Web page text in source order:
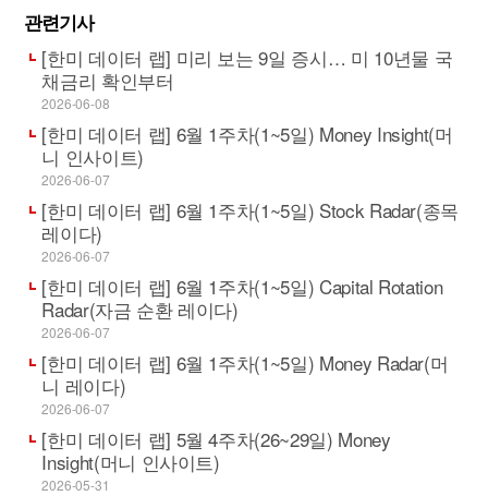
관련기사
[한미 데이터 랩] 미리 보는 9일 증시… 미 10년물 국
채금리 확인부터
2026-06-08
[한미 데이터 랩] 6월 1주차(1~5일) Money Insight(머
니 인사이트)
2026-06-07
[한미 데이터 랩] 6월 1주차(1~5일) Stock Radar(종목
레이다)
2026-06-07
[한미 데이터 랩] 6월 1주차(1~5일) Capital Rotation
Radar(자금 순환 레이다)
2026-06-07
[한미 데이터 랩] 6월 1주차(1~5일) Money Radar(머
니 레이다)
2026-06-07
[한미 데이터 랩] 5월 4주차(26~29일) Money
Insight(머니 인사이트)
2026-05-31